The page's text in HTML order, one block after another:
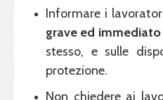
Informare i
grave ed immediato
stesso, e sulle
protezione.
Non chiedere ai